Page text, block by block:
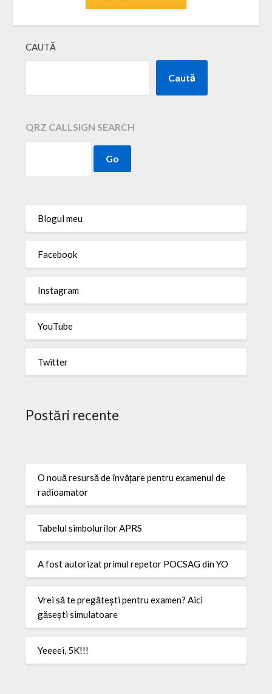
CAUTĂ
Caută
QRZ CALLSIGN SEARCH
Blogul meu
Facebook
Instagram
YouTube
Twitter
Postări recente
O nouă resursă de învățare pentru examenul de
radioamator
Tabelul simbolurilor APRS
A fost autorizat primul repetor POCSAG din YO
Vrei să te pregătești pentru examen? Aici
găsești simulatoare
Yeeeei, 5K!!!